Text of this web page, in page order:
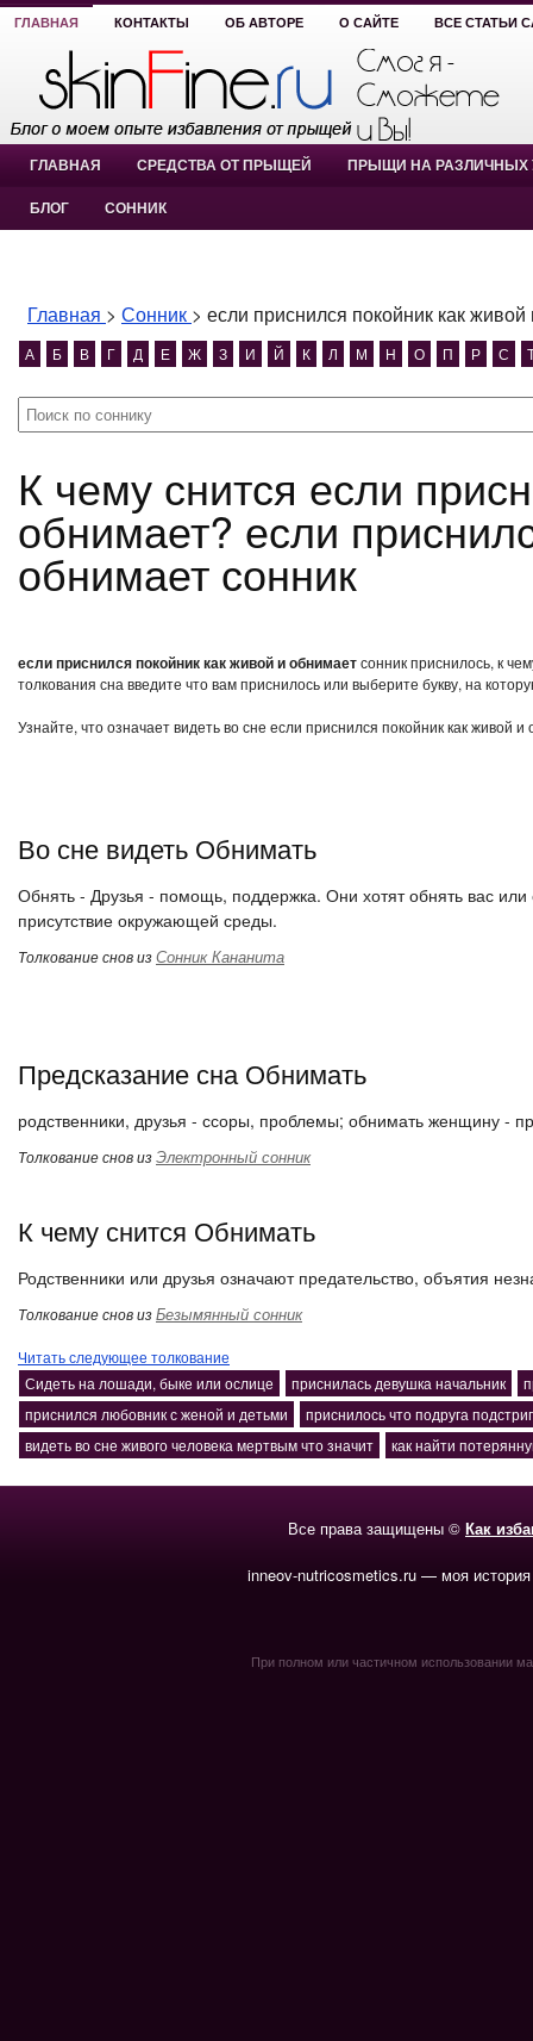
ГЛАВНАЯ КОНТАКТЫ ОБ АВТОРЕ О САЙТЕ ВСЕ СТАТЬИ
ГЛАВНАЯ СРЕДСТВА ОТ ПРЫЩЕЙ ПРЫЩИ НА РАЗЛИЧНЫХ
БЛОГ СОННИК
Главная > Сонник > если приснился покойник как
А Б В Г Д Е Ж З И Й К Л М Н О П Р С
К чему снится если приснился покойник как живой и
обнимает? если
обнимает сонник
если приснился покойник как живой и обнимаетсонник приснилось, к
толкования сна введите что вам приснилось или выберите букву, на
Узнайте, что означает видеть во сне если приснился покойник как живой
Во сне видеть Обнимать
Обнять - Друзья - помощь, поддержка. Они хотят обнять вас или
присутствие окружающей среды.
Толкование снов изСонник Кананита
Предсказание сна Обнимать
родственники, друзья - ссоры, проблемы; обнимать женщину -
Толкование снов изЭлектронный сонник
К чему снится Обнимать
Родственники или друзья означают предательство, объятия
Толкование снов изБезымянный сонник
Читать следующее толкование
Сидеть на лошади, быке или ослице
приснилась девушка начальник
приснился любовник с женой и детьми
приснилось что подруга
видеть во сне живого человека мертвым что значит
как найти
Все права защищены © Как
inneov-nutricosmetics.ru — моя
При полном или частичном использовании